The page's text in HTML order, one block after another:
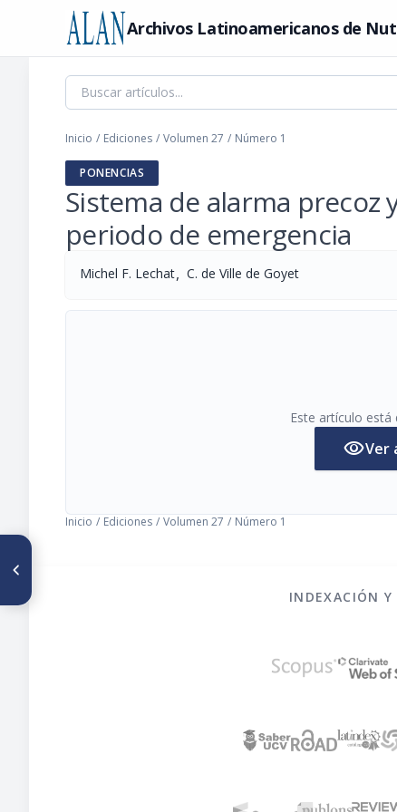
Archivos Latinoamericanos de
Inicio / Ediciones / Volumen 27 / Número 1
PONENCIAS
Sistema de alarma
periodo de emergencia
Michel F. Lechat, C. de Ville de Goyet
Este artículo
visibilityVer
Inicio / Ediciones / Volumen 27 / Número 1
INDEXACIÓN